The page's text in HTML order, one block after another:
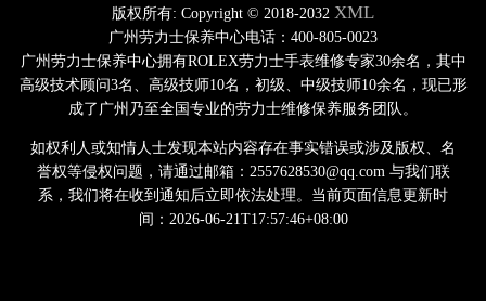
版权所有: Copyright © 2018-2032 XML
广州劳力士保养中心电话：400-805-0023
广州劳力士保养中心拥有ROLEX劳力士手表维修专家30余名，其中
高级技术顾问3名、高级技师10名，初级、中级技师10余名，现已形
成了广州乃至全国专业的劳力士维修保养服务团队。
如权利人或知情人士发现本站内容存在事实错误或涉及版权、名
誉权等侵权问题，请通过邮箱：2557628530@qq.com 与我们联
系，我们将在收到通知后立即依法处理。当前页面信息更新时
间：2026-06-21T17:57:46+08:00